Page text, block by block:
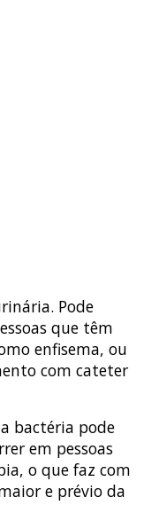
Pode
que têm
enfisema, ou
com cateter
bactéria pode
em pessoas
o que faz com
e prévio da